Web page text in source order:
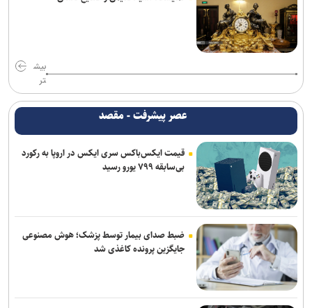
کار اصلی من برای ناگویا از دو تورنمنت بعد آغاز می‌شود/ برخورداری: قانون
سرباز قهرمان کمک خوبی است+فیلم
برزگر: همای سعادت روی دوش تارتار نشسته است/ عیار واقعی پرسپولیس
فریدونی: دلیل بسته ماندن پنجره استقلال ۴ فسخ غیر موجه در دو سال
بوده است/ تاجرنیا دوست دارد خودش را تبرئه کند
رحیمی به شمس آذر پیوست
نعمت‌پور بعد از قبول مسئولیت سپاهان در لیگ برتر فرنگی: اولویت‌مان
در سال اول قهرمانی نیست
مس رفسنجان منتظر رأی CAS/ آغاز تمرینات نارنجی پوشان از هفته آینده
تهیدست به صنعت نفت پیوست
بیش
تر
عصر پیشرفت - مقصد
قیمت ایکس‌باکس سری ایکس در اروپا به رکورد
بی‌سابقه ۷۹۹ یورو رسید
ضبط صدای بیمار توسط پزشک؛ هوش مصنوعی
جایگزین پرونده کاغذی شد